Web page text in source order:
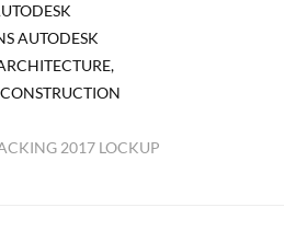
AUTODESK
2017 LOCKUP